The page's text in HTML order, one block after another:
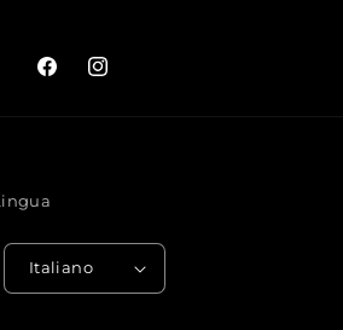
FacebookInstagram
Italiano